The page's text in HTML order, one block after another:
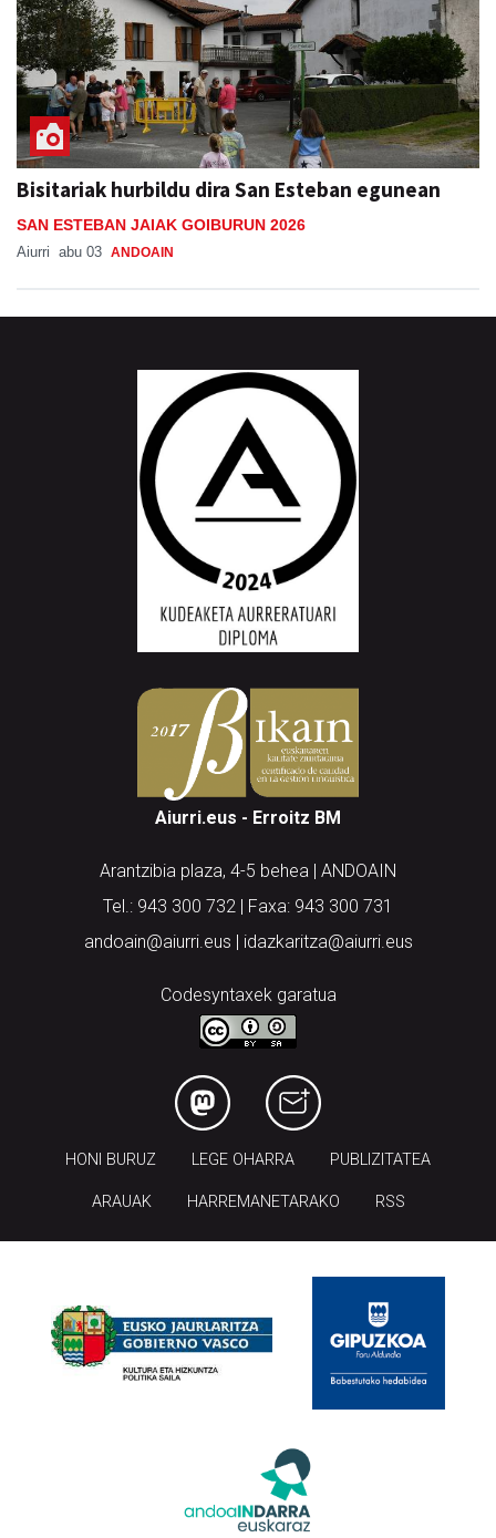
Bisitariak hurbildu dira San Esteban egunean
SAN ESTEBAN JAIAK GOIBURUN 2026
Aiurri abu 03 ANDOAIN
Aiurri.eus - Erroitz BM
Arantzibia plaza, 4-5 behea | ANDOAIN
Tel.: 943 300 732 | Faxa: 943 300 731
andoain@aiurri.eus | idazkaritza@aiurri.eus
Codesyntaxek garatua
HONI BURUZ LEGE OHARRA PUBLIZITATEA
ARAUAK HARREMANETARAKO RSS